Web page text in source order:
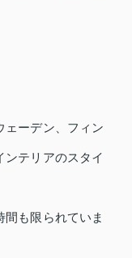
ェーデン、フィン
ンテリアのスタイ
も限られていま